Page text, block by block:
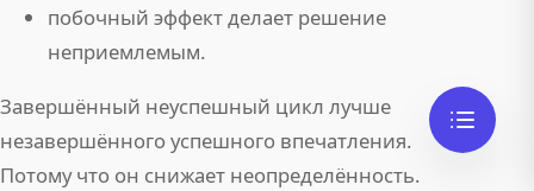
побочный эффект делает решение
неприемлемым.
Завершённый неуспешный цикл лучше
незавершённого успешного впечатления.
Потому что он снижает неопределённость.